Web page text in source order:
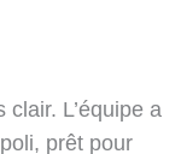
L’équipe a
prêt pour